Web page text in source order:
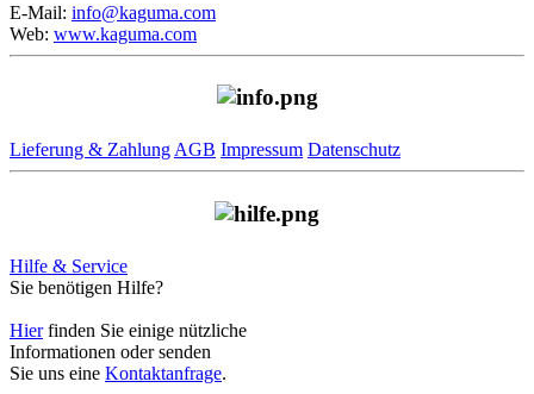
E-Mail: info@kaguma.com
Web: www.kaguma.com
Lieferung & Zahlung AGB Impressum Datenschutz
Hilfe & Service
Sie benötigen Hilfe?
Hierfinden Sie einige nützliche
Informationen oder senden
Sie uns eine Kontaktanfrage.